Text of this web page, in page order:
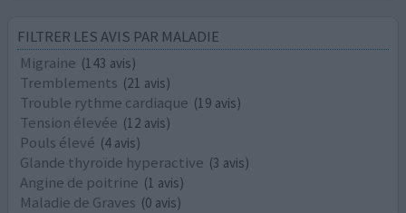
FILTRER LES AVIS PAR MALADIE
Migraine (143 avis)
Tremblements (21 avis)
Trouble rythme cardiaque (19 avis)
Tension élevée (12 avis)
Pouls élevé (4 avis)
Glande thyroïde hyperactive (3 avis)
Angine de poitrine (1 avis)
Maladie de Graves (0 avis)